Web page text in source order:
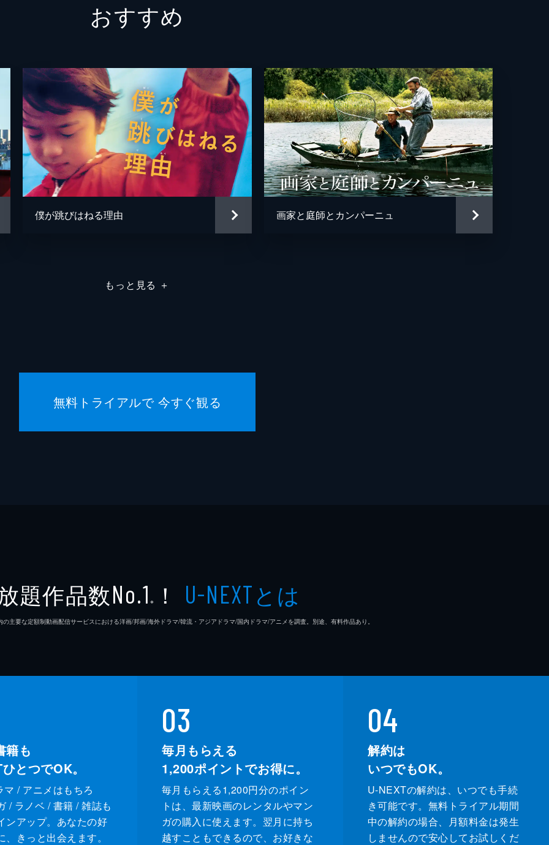
おすすめ
僕が跳びはねる理由 画家と庭師とカンパーニュ
もっと見る ＋
無料トライアルで 今すぐ観る
題作品数No.1 ※ ！ U-NEXTとは
主要な定額制動画配信サービスにおける洋画/邦画/海外ドラマ/韓流・アジアドラマ/国内ドラマ/アニメを調査。別途、有料作品あり。
籍も
とつでOK。
マ / アニメはもちろ
/ ラノベ / 書籍 / 雑誌も
ンアップ。あなたの好
、きっと出会えます。
03
毎月もらえる
1,200ポイントでお得に。
毎月もらえる1,200円分のポイン
トは、最新映画のレンタルやマン
ガの購入に使えます。翌月に持ち
越すこともできるので、お好きな
04
解約は
いつでもOK。
U-NEXTの解約は、いつでも手続
き可能です。無料トライアル期間
中の解約の場合、月額料金は発生
しませんので安心してお試しくだ